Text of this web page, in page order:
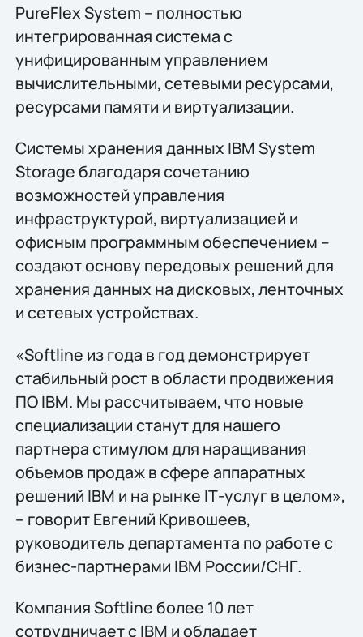
PureFlex System – полностью
интегрированная система с
унифицированным управлением
вычислительными, сетевыми ресурсами,
ресурсами памяти и виртуализации.
Системы хранения данных IBM System
Storage благодаря сочетанию
возможностей управления
инфраструктурой, виртуализацией и
офисным программным обеспечением –
создают основу передовых решений для
хранения данных на дисковых, ленточных
и сетевых устройствах.
«Softline из года в год демонстрирует
стабильный рост в области продвижения
ПО IBM. Мы рассчитываем, что новые
специализации станут для нашего
партнера стимулом для наращивания
объемов продаж в сфере аппаратных
решений IBM и на рынке IТ-услуг в целом»,
– говорит Евгений Кривошеев,
руководитель департамента по работе с
бизнес-партнерами IBM России/СНГ.
Компания Softline более 10 лет
сотрудничает с IBM и обладает